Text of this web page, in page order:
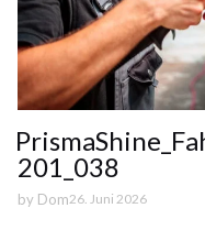
201_038
by Dom26. Juni 2026